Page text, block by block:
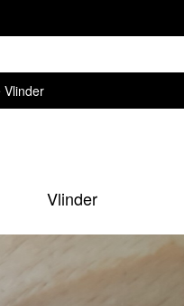
Vlinder
Vlinder